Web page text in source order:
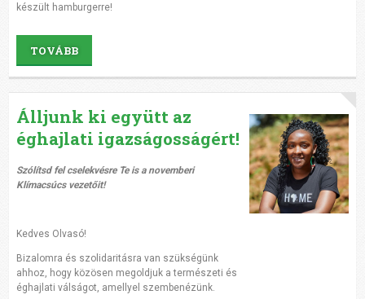
készült hamburgerre!
TOVÁBB
Álljunk ki együtt az
éghajlati igazságosságért!
Szólítsd fel cselekvésre Te is a novemberi
Klímacsúcs vezetőit!
Kedves Olvasó!
Bizalomra és szolidaritásra van szükségünk
ahhoz, hogy közösen megoldjuk a természeti és
éghajlati válságot, amellyel szembenézünk.